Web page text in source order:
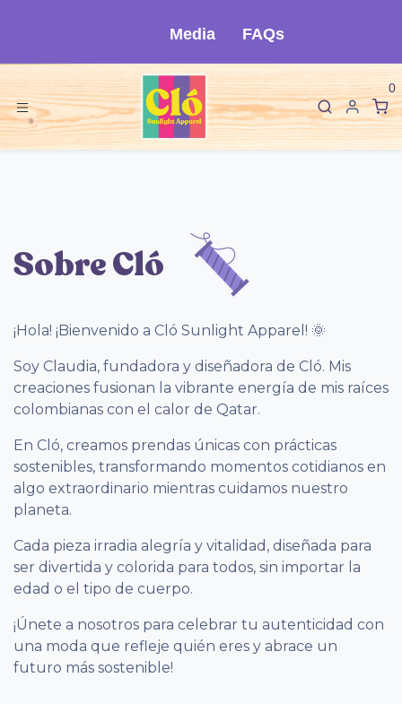
Media FAQs
0
Sobre Cló
¡Hola! ¡Bienvenido a Cló Sunlight Apparel! 🌞
Soy Claudia, fundadora y diseñadora de Cló. Mis
creaciones fusionan la vibrante energía de mis raíces
colombianas con el calor de Qatar. ​
En Cló, creamos prendas únicas con prácticas
sostenibles, transformando momentos cotidianos en
algo extraordinario mientras cuidamos nuestro
planeta.
Cada pieza irradia alegría y vitalidad, diseñada para
ser divertida y colorida para todos, sin importar la
edad o el tipo de cuerpo.
¡Únete a nosotros para celebrar tu autenticidad con
una moda que refleje quién eres y abrace un
futuro más sostenible!